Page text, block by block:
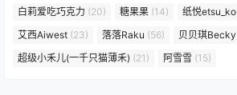
白莉爱吃巧克力 (20) 糖果果 (14) 纸悦etsu_ko
艾西Aiwest (23) 落落Raku (56) 贝贝琪Becky
超级小禾儿(一千只猫薄禾) (21) 阿雪雪 (15)